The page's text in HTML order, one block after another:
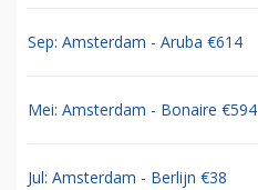
Sep: Amsterdam - Aruba €614
Mei: Amsterdam - Bonaire €594
Jul: Amsterdam - Berlijn €38